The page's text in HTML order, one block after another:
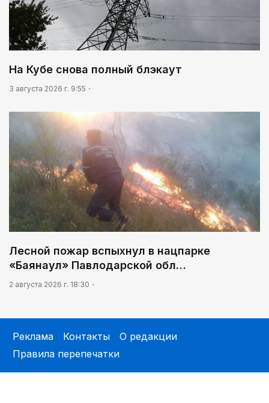
На Кубе снова полный блэкаут
3 августа 2026 г. 9:55
Лесной пожар вспыхнул в нацпарке
«Баянаул» Павлодарской обл…
2 августа 2026 г. 18:30
Реклама Контакты
О редакции
Правила перепечатки